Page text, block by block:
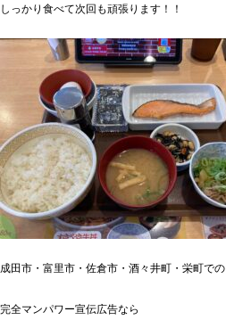
しっかり食べて次回も頑張ります！！
成田市・富里市・佐倉市・酒々井町・栄町での
完全マンパワー宣伝広告なら